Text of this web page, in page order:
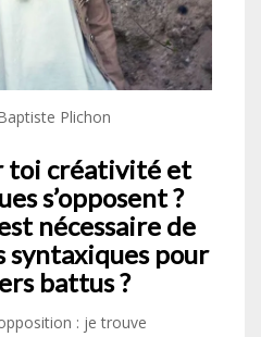
Plichon
toi créativité et
s’opposent ?
nécessaire de
syntaxiques pour
battus ?
opposition : je trouve